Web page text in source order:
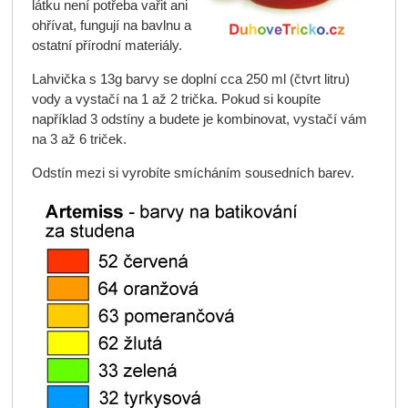
látku není potřeba vařit ani
ohřívat, fungují na bavlnu a
ostatní přírodní materiály.
Lahvička s 13g barvy se doplní cca 250 ml (čtvrt litru)
vody a vystačí na 1 až 2 trička. Pokud si koupíte
například 3 odstíny a budete je kombinovat, vystačí vám
na 3 až 6 triček.
Odstín mezi si vyrobíte smícháním sousedních barev.